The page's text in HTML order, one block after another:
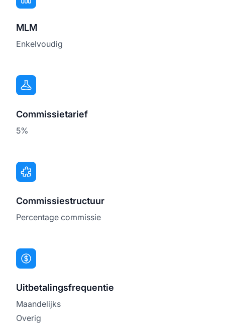
MLM
Enkelvoudig
Commissietarief
5%
Commissiestructuur
Percentage commissie
Uitbetalingsfrequentie
Maandelijks
Overig